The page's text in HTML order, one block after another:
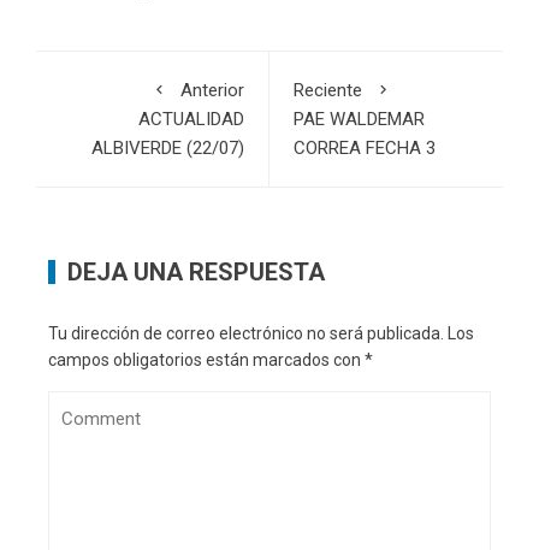
Anterior
ACTUALIDAD
ALBIVERDE (22/07)
Reciente
PAE WALDEMAR
CORREA FECHA 3
DEJA UNA RESPUESTA
Tu dirección de correo electrónico no será publicada.
Los
campos obligatorios están marcados con *